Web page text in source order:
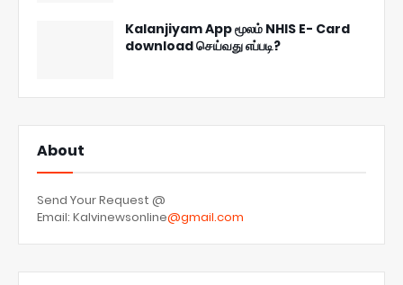
Kalanjiyam App மூலம் NHIS E- Card
download செய்வது எப்படி?
About
Send Your Request @
Email: Kalvinewsonline@gmail.com